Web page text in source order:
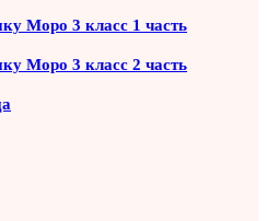
Моро 3 класс 1 часть
Моро 3 класс 2 часть